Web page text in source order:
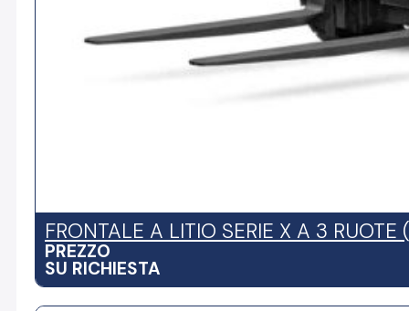
FRONTALE A LITIO SERIE X A 3
PREZZO
SU RICHIESTA